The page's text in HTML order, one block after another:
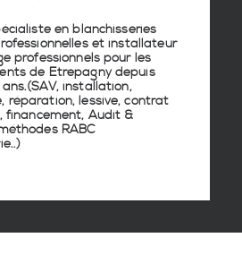
en blanchisseries
etinstallateur
professionnels pour les
de Etrepagnydepuis
installation,
réparation, lessive, contrat
financement, Audit &
RABC
..)